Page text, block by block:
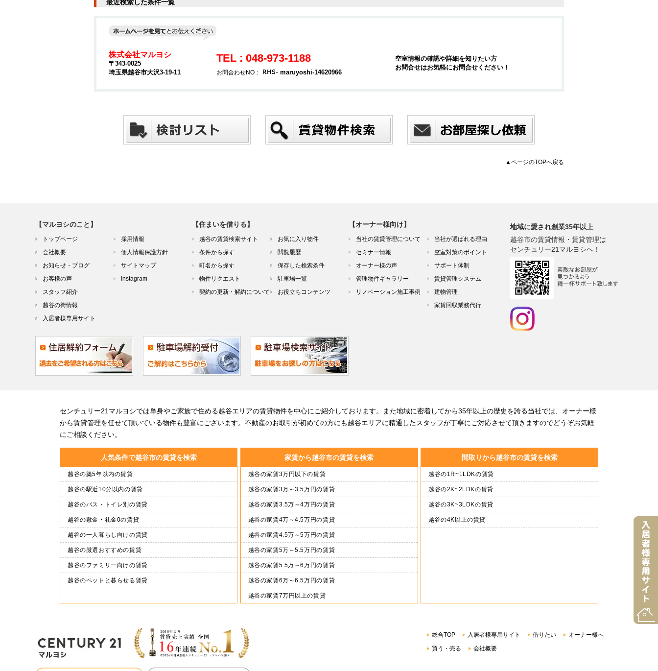
最近検索した条件一覧
株式会社マルヨシ
〒343-0025
埼玉県越谷市大沢3-19-11
TEL : 048-973-1188
お問合わせNO： maruyoshi-14620966
空室情報の確認や詳細を知りたい方
お問合せはお気軽にお問合せください！
▲ページのTOPへ戻る
【マルヨシのこと】
トップページ
会社概要
お知らせ・ブログ
お客様の声
スタッフ紹介
越谷の街情報
入居者様専用サイト
採用情報
個人情報保護方針
サイトマップ
Instagram
【住まいを借りる】
越谷の賃貸検索サイト
条件から探す
町名から探す
物件リクエスト
契約の更新・解約について
お気に入り物件
閲覧履歴
保存した検索条件
駐車場一覧
お役立ちコンテンツ
【オーナー様向け】
当社の賃貸管理について
セミナー情報
オーナー様の声
管理物件ギャラリー
リノベーション施工事例
当社が選ばれる理由
空室対策のポイント
サポート体制
賃貸管理システム
建物管理
家賃回収業務代行
地域に愛され創業35年以上
越谷市の賃貸情報・賃貸管理は
センチュリー21マルヨシへ！
センチュリー21マルヨシでは単身やご家族で住める越谷エリアの賃貸物件を中心にご紹介しております。また地域に密着してから35年以上の歴史を誇る当社では、オーナー様
から賃貸管理を任せて頂いている物件も豊富にございます。不動産のお取引が初めての方にも越谷エリアに精通したスタッフが丁寧にご対応させて頂きますのでどうぞお気軽
にご相談ください。
人気条件で越谷市の賃貸を検索
越谷の築5年以内の賃貸
越谷の駅近10分以内の賃貸
越谷のバス・トイレ別の賃貸
越谷の敷金・礼金0の賃貸
越谷の一人暮らし向けの賃貸
越谷の厳選おすすめの賃貸
越谷のファミリー向けの賃貸
越谷のペットと暮らせる賃貸
家賃から越谷市の賃貸を検索
越谷の家賃3万円以下の賃貸
越谷の家賃3万～3.5万円の賃貸
越谷の家賃3.5万～4万円の賃貸
越谷の家賃4万～4.5万円の賃貸
越谷の家賃4.5万～5万円の賃貸
越谷の家賃5万～5.5万円の賃貸
越谷の家賃5.5万～6万円の賃貸
越谷の家賃6万～6.5万円の賃貸
越谷の家賃7万円以上の賃貸
間取りから越谷市の賃貸を検索
越谷の1R~1LDKの賃貸
越谷の2K~2LDKの賃貸
越谷の3K~3LDKの賃貸
越谷の4K以上の賃貸
総合TOP 入居者様専用サイト 借りたい
オーナー様へ
買う・売る
会社概要